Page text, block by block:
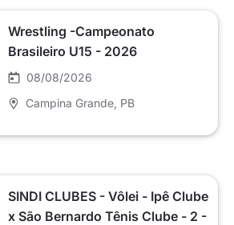
Wrestling -Campeonato
Brasileiro U15 - 2026
08/08/2026
Campina Grande , PB
SINDI CLUBES - Vôlei - Ipê Clube
x São Bernardo Tênis Clube - 2 -